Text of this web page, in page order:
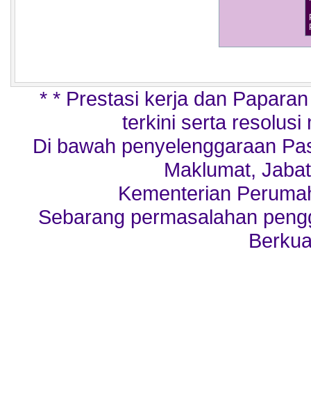
* * Prestasi kerja dan
terkini serta resolusi
Di bawah penyelenggaraan
Maklumat,
Kementerian
Sebarang permasalahan